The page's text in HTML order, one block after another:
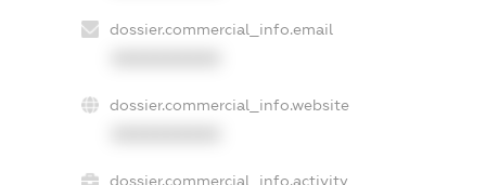
dossier.commercial_info.email
dossier.commercial_info.website
dossier.commercial_info.activity